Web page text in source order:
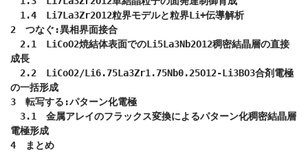
1.4　Li7La3Zr2O12粒界モデルと粒界Li+伝導解析
2　つなぐ:異相界面接合
2.1　LiCoO2焼結体表面でのLi5La3Nb2O12稠密結晶層の直接
成長
2.2　LiCoO2/Li6.75La3Zr1.75Nb0.25O12-Li3BO3合剤電極
の一括形成
3　転写する:パターン化電極
3.1　金属アレイのフラックス変換によるパターン化稠密結晶層
電極形成
4　まとめ